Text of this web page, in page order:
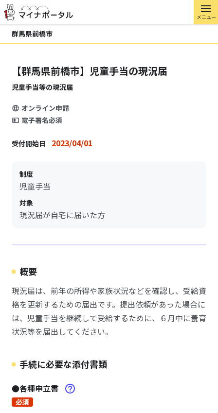
メニュー
群馬県前橋市
【群馬県前橋市】児童手当の現況届
児童手当等の現況届
オンライン申請
電子署名必須
受付開始日 2023/04/01
制度
児童手当
対象
現況届が自宅に届いた方
概要
現況届は、前年の所得や家族状況などを確認し、受給資
格を更新するための届出です。提出依頼があった場合に
は、児童手当を継続して受給するために、６月中に養育
状況等を届出してください。
手続に必要な添付書類
●各種申立書
必須